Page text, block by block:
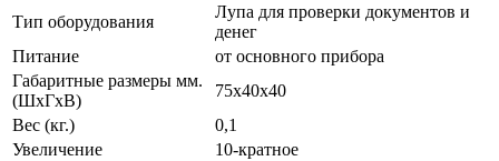
Тип оборудования
Лупа для проверки документов и
денег
Питание
от основного прибора
Габаритные размеры мм.
(ШхГхВ)
75х40х40
Вес (кг.)
0,1
Увеличение
10-кратное